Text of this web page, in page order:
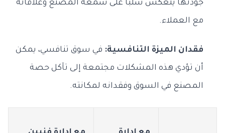
جودتها ينعكس سلباً على سمعة المصنع وعلاقاته
مع العملاء.
فقدان الميزة التنافسية: في سوق تنافسي، يمكن
أن تؤدي هذه المشكلات مجتمعة إلى تآكل حصة
المصنع في السوق وفقدانه لمكانته.